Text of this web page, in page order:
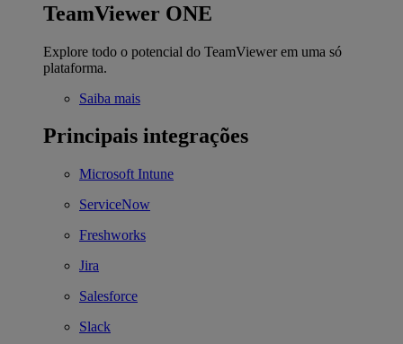
TeamViewer ONE
Explore todo o potencial do TeamViewer em uma só
plataforma.
Saiba mais
Principais integrações
Microsoft Intune
ServiceNow
Freshworks
Jira
Salesforce
Slack